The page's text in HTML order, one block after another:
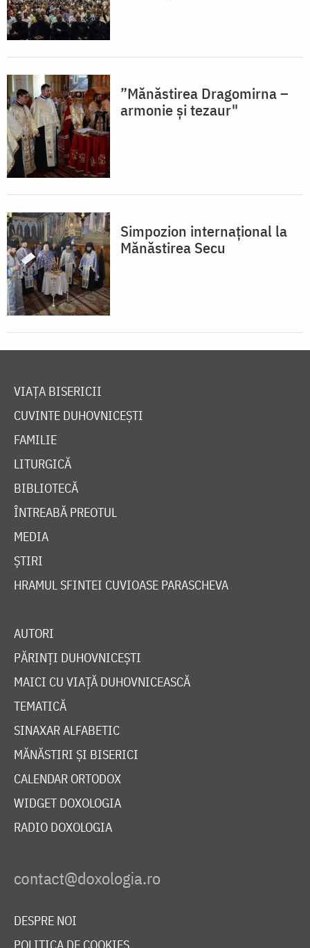
”Mănăstirea Dragomirna –
armonie și tezaur"
Simpozion internaţional la
Mănăstirea Secu
VIAȚA BISERICII
CUVINTE DUHOVNICEȘTI
FAMILIE
LITURGICĂ
BIBLIOTECĂ
ÎNTREABĂ PREOTUL
MEDIA
ȘTIRI
HRAMUL SFINTEI CUVIOASE PARASCHEVA
AUTORI
PĂRINȚI DUHOVNICEȘTI
MAICI CU VIAȚĂ DUHOVNICEASCĂ
TEMATICĂ
SINAXAR ALFABETIC
MĂNĂSTIRI ȘI BISERICI
CALENDAR ORTODOX
WIDGET DOXOLOGIA
RADIO DOXOLOGIA
DESPRE NOI
POLITICA DE COOKIES